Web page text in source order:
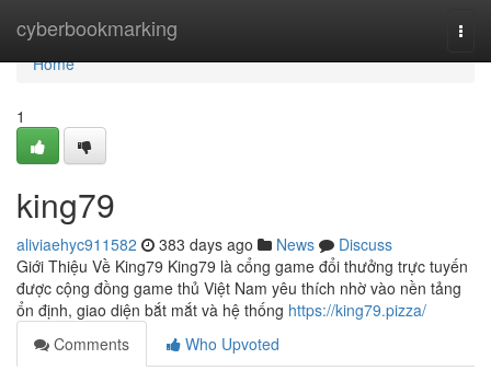
cyberbookmarking
Home
Home
1
king79
aliviaehyc911582 383 days ago News
Discuss
Giới Thiệu Về King79 King79 là cổng game đổi thưởng trực tuyến
được cộng đồng game thủ Việt Nam yêu thích nhờ vào nền tảng
ổn định, giao diện bắt mắt và hệ thống https://king79.pizza/
Comments
Who Upvoted